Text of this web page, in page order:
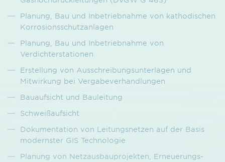
Planung, Bau und Inbetriebnahme von kathodischen
Korrosionsschutzanlagen
Planung, Bau und Inbetriebnahme von
Verdichterstationen
Erstellung von Ausschreibungsunterlagen und
Mitwirkung bei Vergabeverhandlungen
Bauaufsicht und Bauleitung
Schweißaufsicht
Dokumentation von Leitungsnetzen auf der Basis
modernster GIS Technologie
Planung von Netzausbauprojekten, Erneuerungs-